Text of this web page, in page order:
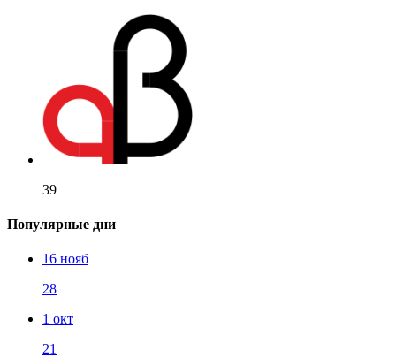
39
Популярные дни
16 нояб
28
1 окт
21